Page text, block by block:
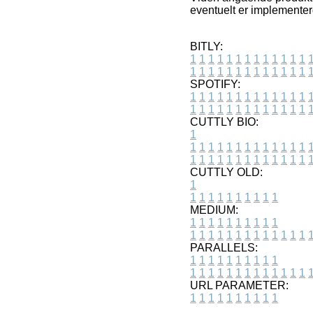
eventuelt er
BITLY:
1 1 1 1 1 1 1 1 1 1 1 1 1 1
1 1 1 1 1 1 1 1 1 1 1 1 1 1
SPOTIFY:
1 1 1 1 1 1 1 1 1 1 1 1 1 1
1 1 1 1 1 1 1 1 1 1 1 1 1 1
CUTTLY BIO:
1
1 1 1 1 1 1 1 1 1 1 1 1 1 1
1 1 1 1 1 1 1 1 1 1 1 1 1 1
CUTTLY OLD:
1
1 1 1 1 1 1 1 1 1 1
MEDIUM:
1 1 1 1 1 1 1 1 1 1
1 1 1 1 1 1 1 1 1 1 1 1 1 1
PARALLELS:
1 1 1 1 1 1 1 1 1 1
1 1 1 1 1 1 1 1 1 1 1 1 1 1
URL PARAMETER:
1 1 1 1 1 1 1 1 1 1